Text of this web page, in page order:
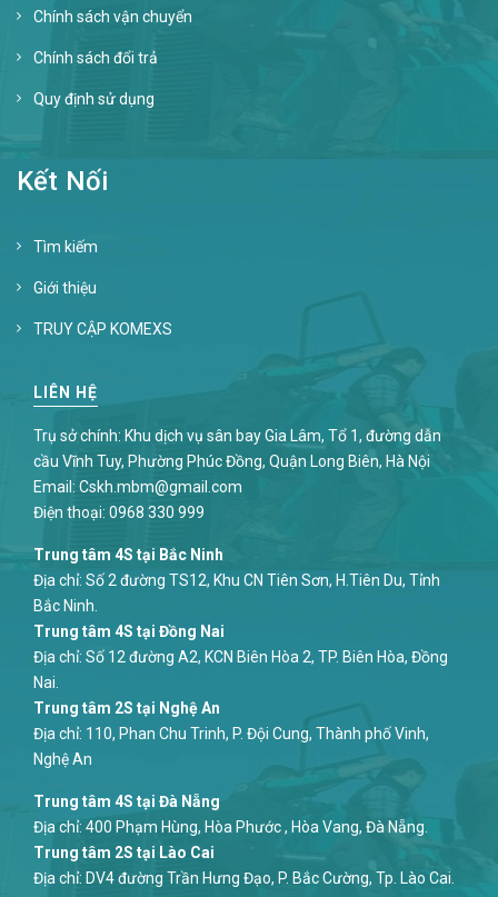
Chính sách vận chuyển
Chính sách đổi trả
Quy định sử dụng
Kết Nối
Tìm kiếm
Giới thiệu
TRUY CẬP KOMEXS
LIÊN HỆ
Trụ sở chính: Khu dịch vụ sân bay Gia Lâm, Tổ 1, đường dẫn
cầu Vĩnh Tuy, Phường Phúc Đồng, Quận Long Biên, Hà Nội
Email: Cskh.mbm@gmail.com
Điện thoại: 0968 330 999
Trung tâm 4S tại Bắc Ninh
Địa chỉ: Số 2 đường TS12, Khu CN Tiên Sơn, H.Tiên Du, Tỉnh
Bắc Ninh.
Trung tâm 4S tại Đồng Nai
Địa chỉ: Số 12 đường A2, KCN Biên Hòa 2, TP. Biên Hòa, Đồng
Nai.
Trung tâm 2S tại Nghệ An
Địa chỉ: 110, Phan Chu Trinh, P. Đội Cung, Thành phố Vinh,
Nghệ An
Trung tâm 4S tại Đà Nẵng
Địa chỉ: 400 Phạm Hùng, Hòa Phước , Hòa Vang, Đà Nẵng.
Trung tâm 2S tại Lào Cai
Địa chỉ: DV4 đường Trần Hưng Đạo, P. Bắc Cường, Tp. Lào Cai.